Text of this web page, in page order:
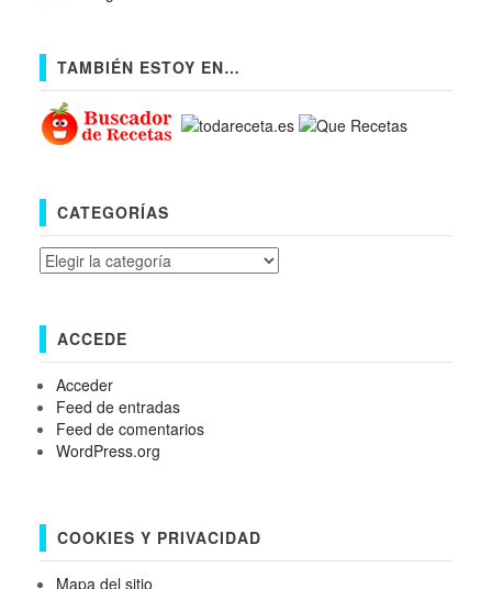
TAMBIÉN ESTOY EN…
CATEGORÍAS
Categorías
ACCEDE
Acceder
Feed de entradas
Feed de comentarios
WordPress.org
COOKIES Y PRIVACIDAD
Mapa del sitio